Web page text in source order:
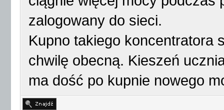
zalogowany do sieci.
Kupno takiego koncentratora
chwilę obecną. Kieszeń
ma dość po kupnie nowego